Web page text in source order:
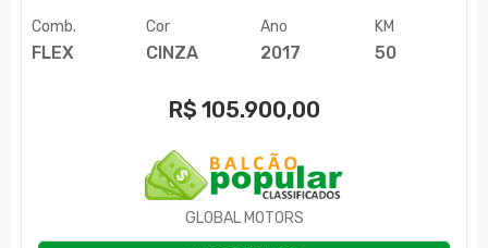
Comb.
FLEX
Cor
CINZA
Ano
2017
KM
50
R$ 105.900,00
GLOBAL MOTORS